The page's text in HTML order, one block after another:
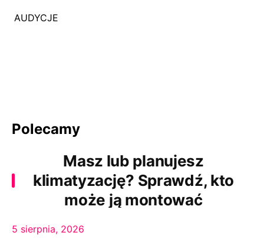
AUDYCJE
Polecamy
Masz lub planujesz
klimatyzację? Sprawdź, kto
może ją montować
5 sierpnia, 2026